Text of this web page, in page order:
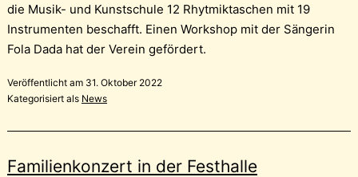
e.V.
die Musik- und Kunstschule 12 Rhytmiktaschen mit 19
Instrumenten beschafft. Einen Workshop mit der Sängerin
Fola Dada hat der Verein gefördert.
Veröffentlicht am 31. Oktober 2022
Kategorisiert als News
Familienkonzert in der Festhalle